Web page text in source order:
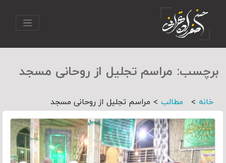
برچسب: مراسم تجلیل از روحانی مسجد
خانه > مطالب > مراسم تجلیل از روحانی مسجد